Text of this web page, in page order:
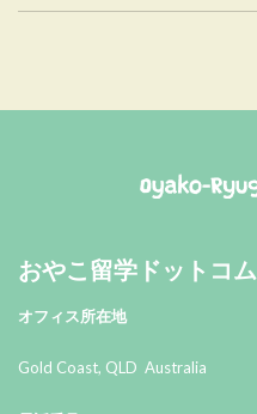
おやこ留学ドットコム
オフィス所在地
Gold Coast, QLD Australia